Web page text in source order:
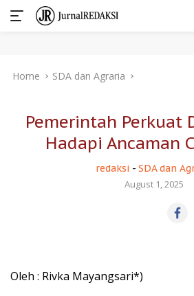
Home SDA dan Agraria
Pemerintah Perkuat
Hadapi Ancaman
redaksi - SDA dan
August 1, 2025
Oleh : Rivka Mayangsari*)